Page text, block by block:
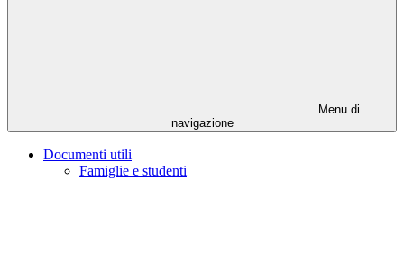
Menu di
navigazione
Documenti utili
Famiglie e studenti